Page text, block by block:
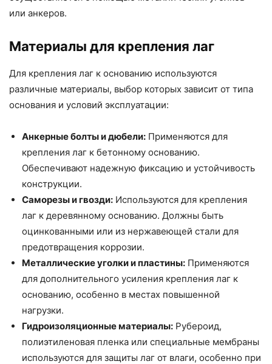
или анкеров.
Материалы для крепления лаг
Для крепления лаг к основанию используются
различные материалы, выбор которых зависит от типа
основания и условий эксплуатации:
Анкерные болты и дюбели: Применяются для
крепления лаг к бетонному основанию.
Обеспечивают надежную фиксацию и устойчивость
конструкции.
Саморезы и гвозди: Используются для крепления
лаг к деревянному основанию. Должны быть
оцинкованными или из нержавеющей стали для
предотвращения коррозии.
Металлические уголки и пластины: Применяются
для дополнительного усиления крепления лаг к
основанию, особенно в местах повышенной
нагрузки.
Гидроизоляционные материалы: Рубероид,
полиэтиленовая пленка или специальные мембраны
используются для защиты лаг от влаги, особенно при